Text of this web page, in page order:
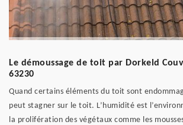
Le démoussage de toit par Dorkeld
63230
Quand certains éléments du toit sont
peut stagner sur le toit. L’humidité est
la prolifération des végétaux comme les